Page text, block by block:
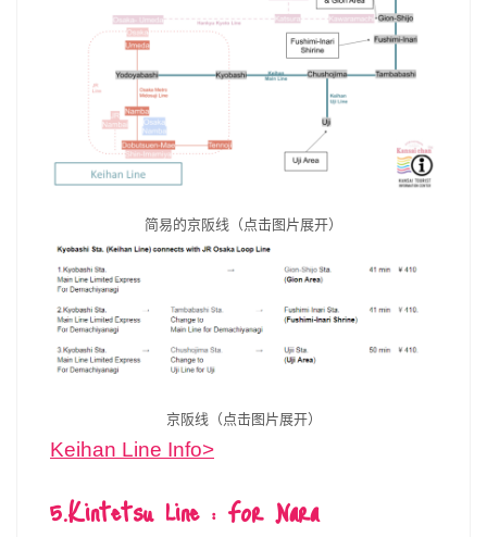
简易的京阪线（点击图片展开）
京阪线（点击图片展开）
Keihan Line Info>
5.Kintetsu Line : For Nara